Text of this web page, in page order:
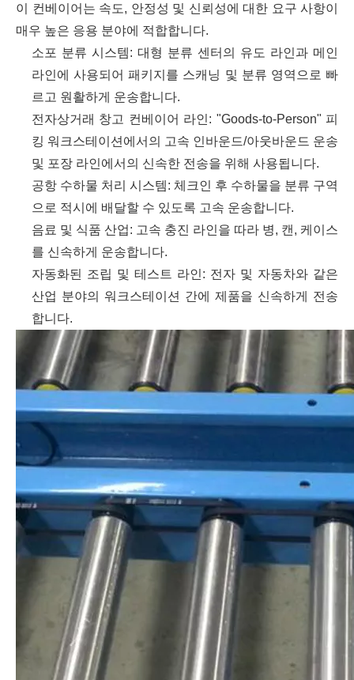
이 컨베이어는 속도, 안정성 및 신뢰성에 대한 요구 사항이
매우 높은 응용 분야에 적합합니다.
소포 분류 시스템: 대형 분류 센터의 유도 라인과 메인
라인에 사용되어 패키지를 스캐닝 및 분류 영역으로 빠
르고 원활하게 운송합니다.
전자상거래 창고 컨베이어 라인: "Goods-to-Person" 피
킹 워크스테이션에서의 고속 인바운드/아웃바운드 운송
및 포장 라인에서의 신속한 전송을 위해 사용됩니다.
공항 수하물 처리 시스템: 체크인 후 수하물을 분류 구역
으로 적시에 배달할 수 있도록 고속 운송합니다.
음료 및 식품 산업: 고속 충진 라인을 따라 병, 캔, 케이스
를 신속하게 운송합니다.
자동화된 조립 및 테스트 라인: 전자 및 자동차와 같은
산업 분야의 워크스테이션 간에 제품을 신속하게 전송
합니다.